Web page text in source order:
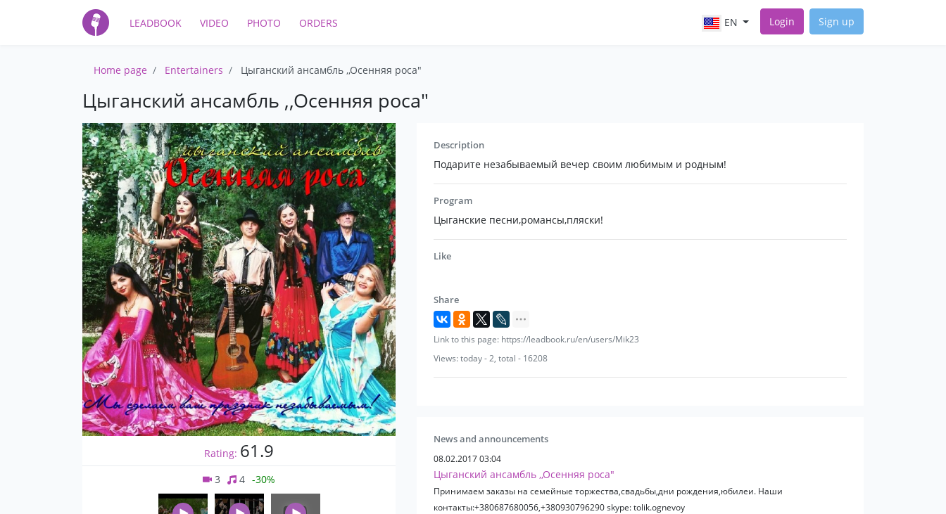
LEADBOOK VIDEO PHOTO ORDERS EN Login Sign up
Home page Entertainers Цыганский ансамбль ,,Осенняя роса"
Цыганский ансамбль ,,Осенняя роса"
Rating: 61.9
3 4 -30%
Description
Подарите незабываемый вечер своим любимым и родным!
Program
Цыганские песни,романсы,пляски!
Like
Share
Link to this page: https://leadbook.ru/en/users/Mik23
Views: today - 2, total - 16208
News and announcements
08.02.2017 03:04
Цыганский ансамбль ,,Осенняя роса"
Принимаем заказы на семейные торжества,свадьбы,дни рождения,юбилеи. Наши
контакты:+380687680056,+380930796290 skype: tolik.ognevoy